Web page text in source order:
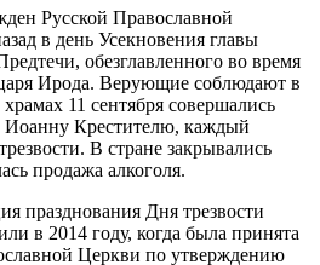
Русской Православной
в день Усекновения главы
обезглавленного во время
Ирода. Верующие соблюдают в
11 сентября совершались
Иоанну Крестителю, каждый
В стране закрывались
продажа алкоголя.
празднования Дня трезвости
в 2014 году, когда была принята
Церкви по утверждению